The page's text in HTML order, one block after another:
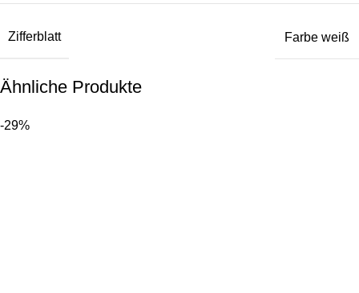
Zifferblatt Farbe weiß
Ähnliche Produkte
-29%